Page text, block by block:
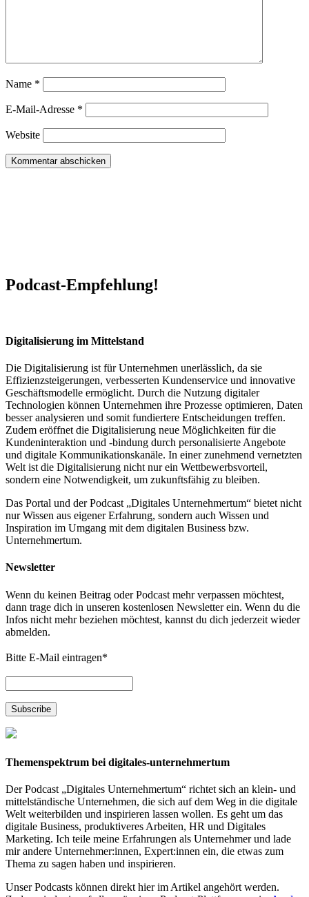
Name *
E-Mail-Adresse *
Website
Podcast-Empfehlung!
Digitalisierung im Mittelstand
Die Digitalisierung ist für Unternehmen unerlässlich, da sie
Effizienzsteigerungen, verbesserten Kundenservice und innovative
Geschäftsmodelle ermöglicht. Durch die Nutzung digitaler
Technologien können Unternehmen ihre Prozesse optimieren, Daten
besser analysieren und somit fundiertere Entscheidungen treffen.
Zudem eröffnet die Digitalisierung neue Möglichkeiten für die
Kundeninteraktion und -bindung durch personalisierte Angebote
und digitale Kommunikationskanäle. In einer zunehmend vernetzten
Welt ist die Digitalisierung nicht nur ein Wettbewerbsvorteil,
sondern eine Notwendigkeit, um zukunftsfähig zu bleiben.
Das Portal und der Podcast „Digitales Unternehmertum“ bietet nicht
nur Wissen aus eigener Erfahrung, sondern auch Wissen und
Inspiration im Umgang mit dem digitalen Business bzw.
Unternehmertum.
Newsletter
Wenn du keinen Beitrag oder Podcast mehr verpassen möchtest,
dann trage dich in unseren kostenlosen Newsletter ein. Wenn du die
Infos nicht mehr beziehen möchtest, kannst du dich jederzeit wieder
abmelden.
Bitte E-Mail eintragen*
Themenspektrum bei digitales-unternehmertum
Der Podcast „Digitales Unternehmertum“ richtet sich an klein- und
mittelständische Unternehmen, die sich auf dem Weg in die digitale
Welt weiterbilden und inspirieren lassen wollen. Es geht um das
digitale Business, produktiveres Arbeiten, HR und Digitales
Marketing. Ich teile meine Erfahrungen als Unternehmer und lade
mir andere Unternehmer:innen, Expert:innen ein, die etwas zum
Thema zu sagen haben und inspirieren.
Unser Podcasts können direkt hier im Artikel angehört werden.